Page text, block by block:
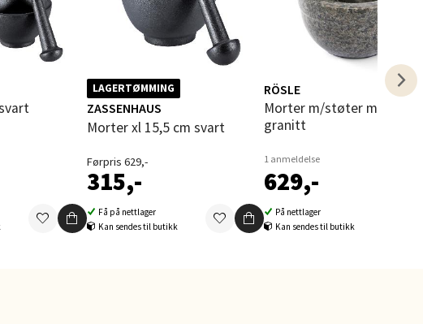
LAGERTØMMING
ZASSENHAUS
Morter xl 15,5 cm svart
Førpris 629,-
315,-
Få på nettlager
Kan sendes til butikk
RÖSLE
Morter m/støter mørk grå
granitt
1 anmeldelse
629,-
På nettlager
Kan sendes til butikk
Velg